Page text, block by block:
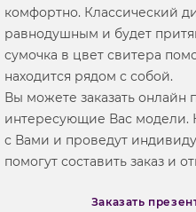
комфортно. Классический
равнодушным и будет
сумочка в цвет свитера
находится рядом с собой.
Вы можете заказать онлайн
интересующие Вас
с Вами и проведут
помогут составить заказ и
Заказать